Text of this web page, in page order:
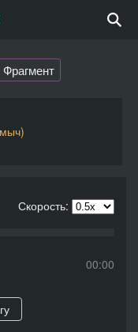
Фрагмент
Скорость:
00:00